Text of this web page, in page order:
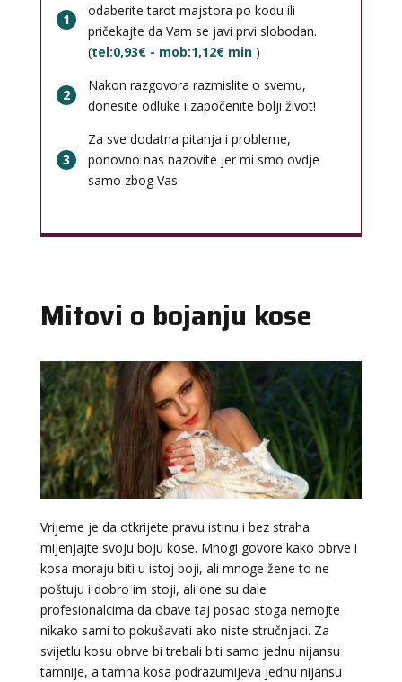
1
odaberite tarot majstora po kodu ili
pričekajte da Vam se javi prvi slobodan.
(tel:0,93€ - mob:1,12€ min )
2
Nakon razgovora razmislite o svemu,
donesite odluke i započenite bolji život!
3
Za sve dodatna pitanja i probleme,
ponovno nas nazovite jer mi smo ovdje
samo zbog Vas
Mitovi o bojanju kose
Vrijeme je da otkrijete pravu istinu i bez straha
mijenjajte svoju boju kose. Mnogi govore kako obrve i
kosa moraju biti u istoj boji, ali mnoge žene to ne
poštuju i dobro im stoji, ali one su dale
profesionalcima da obave taj posao stoga nemojte
nikako sami to pokušavati ako niste stručnjaci. Za
svijetlu kosu obrve bi trebali biti samo jednu nijansu
tamnije, a tamna kosa podrazumijeva jednu nijansu
VIKTORIJA/ Kod 369
Tarot savjetnik je slobodan
TEHNIKE:
astrologija, numerologija, tarot, radiestezija
Broj tel: 064/600-600
tel:0,93€ - mob:1,12€ min